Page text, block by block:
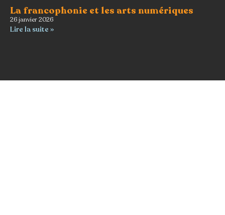
La francophonie et les arts numériques
26 janvier 2026
Lire la suite »